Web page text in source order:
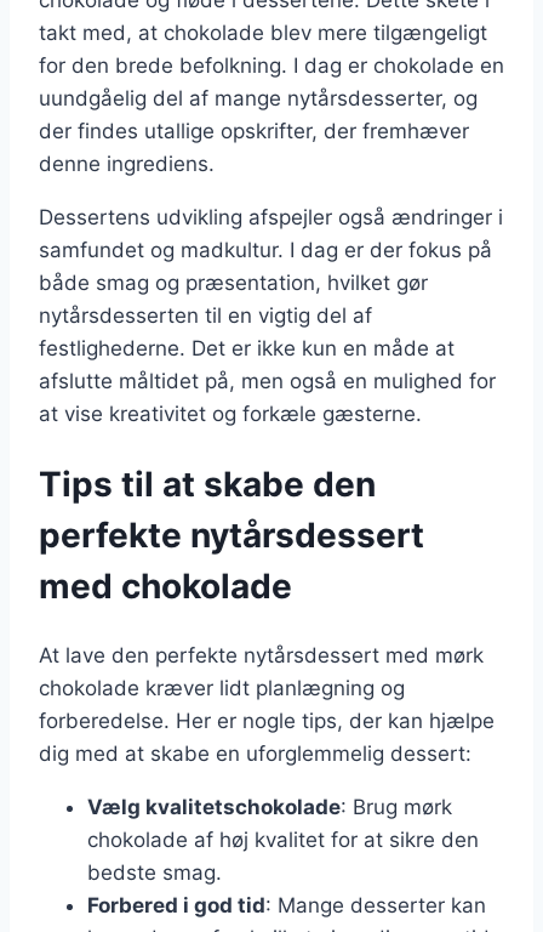
takt med, at chokolade blev mere tilgængeligt
for den brede befolkning. I dag er chokolade en
uundgåelig del af mange nytårsdesserter, og
der findes utallige opskrifter, der fremhæver
denne ingrediens.
Dessertens udvikling afspejler også ændringer i
samfundet og madkultur. I dag er der fokus på
både smag og præsentation, hvilket gør
nytårsdesserten til en vigtig del af
festlighederne. Det er ikke kun en måde at
afslutte måltidet på, men også en mulighed for
at vise kreativitet og forkæle gæsterne.
Tips til at skabe den
perfekte nytårsdessert
med chokolade
At lave den perfekte nytårsdessert med mørk
chokolade kræver lidt planlægning og
forberedelse. Her er nogle tips, der kan hjælpe
dig med at skabe en uforglemmelig dessert:
Vælg kvalitetschokolade: Brug mørk
chokolade af høj kvalitet for at sikre den
bedste smag.
Forbered i god tid: Mange desserter kan